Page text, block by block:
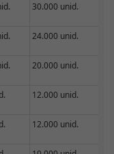
30.000 unid.
24.000 unid.
20.000 unid.
12.000 unid.
12.000 unid.